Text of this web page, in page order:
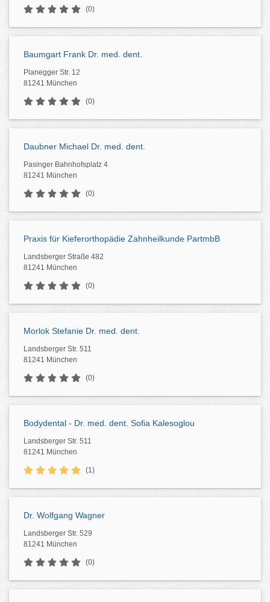
(0)
Baumgart Frank Dr. med. dent.
Planegger Str. 12
81241 München
(0)
Daubner Michael Dr. med. dent.
Pasinger Bahnhofsplatz 4
81241 München
(0)
Praxis für Kieferorthopädie Zahnheilkunde PartmbB
Landsberger Straße 482
81241 München
(0)
Morlok Stefanie Dr. med. dent.
Landsberger Str. 511
81241 München
(0)
Bodydental - Dr. med. dent. Sofia Kalesoglou
Landsberger Str. 511
81241 München
(1)
Dr. Wolfgang Wagner
Landsberger Str. 529
81241 München
(0)